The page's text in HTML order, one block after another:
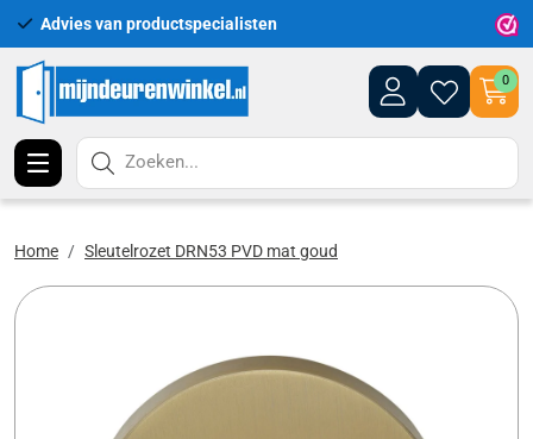
Advies van productspecialisten
0
Zoeken...
Home Sleutelrozet DRN53 PVD mat goud